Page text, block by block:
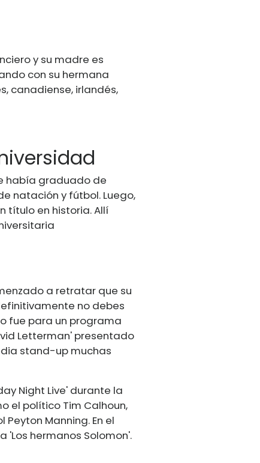
y su madre es
con su hermana
canadiense, irlandés,
había graduado de
natación y fútbol. Luego,
título en historia. Allí
a retratar que su
no debes
fue para un programa
Letterman' presentado
stand-up muchas
Night Live' durante la
el político Tim Calhoun,
Manning. En el
hermanos Solomon'.